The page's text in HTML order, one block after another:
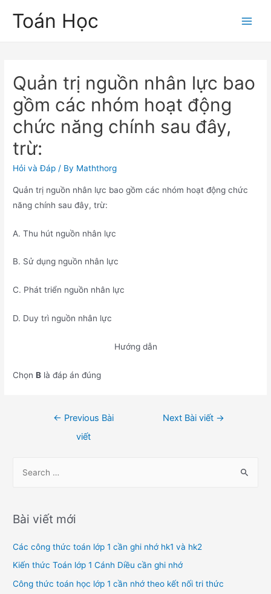
Toán Học
Quản trị nguồn nhân lực bao
gồm các nhóm hoạt động
chức năng chính sau đây,
trừ:
Hỏi và Đáp / By Maththorg
Quản trị nguồn nhân lực bao gồm các nhóm hoạt động chức
năng chính sau đây, trừ:
A. Thu hút nguồn nhân lực
B. Sử dụng nguồn nhân lực
C. Phát triển nguồn nhân lực
D. Duy trì nguồn nhân lực
Hướng dẫn
ChọnB là đáp án đúng
← Previous Bài
viết
Next Bài viết →
r
h
f
o
Bài viết mới
Các công thức toán lớp 1 cần ghi nhớ hk1 và hk2
Kiến thức Toán lớp 1 Cánh Diều cần ghi nhớ
Công thức toán học lớp 1 cần nhớ theo kết nối tri thức